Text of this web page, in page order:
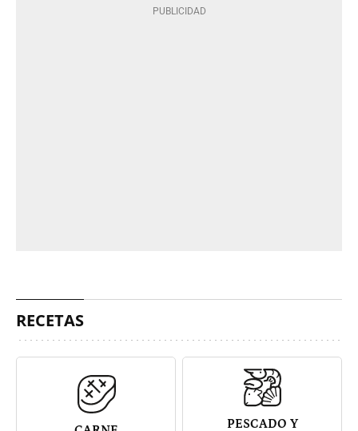
RECETAS
PESCADO Y